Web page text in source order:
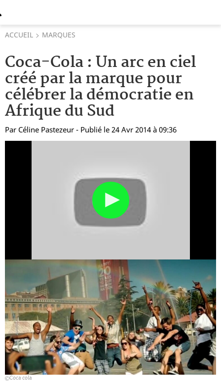
ACCUEIL MARQUES
Coca-Cola : Un arc en ciel
créé par la marque pour
célébrer la démocratie en
Afrique du Sud
Par Céline Pastezeur - Publié le 24 Avr 2014 à 09:36
Coca cola